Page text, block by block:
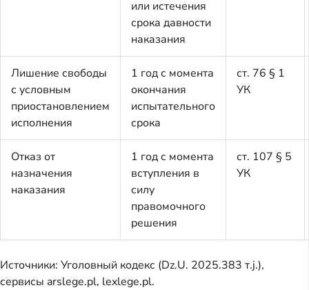
или истечения
срока давности
наказания
Лишение свободы
с условным
приостановлением
исполнения
1 год с момента
окончания
испытательного
срока
ст. 76 § 1
УК
Отказ от
назначения
наказания
1 год с момента
вступления в
силу
правомочного
решения
ст. 107 § 5
УК
Источники: Уголовный кодекс (Dz.U. 2025.383 т.j.),
сервисы arslege.pl, lexlege.pl.